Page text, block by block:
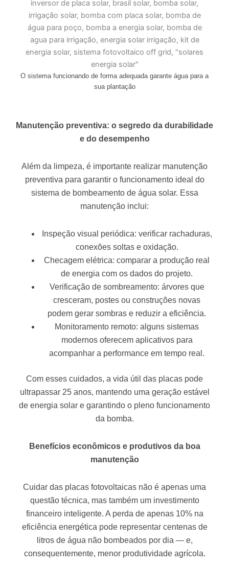
O sistema funcionando de forma adequada garante água para a
sua plantação
Manutenção preventiva: o segredo da durabilidade
e do desempenho
Além da limpeza, é importante realizar manutenção
preventiva para garantir o funcionamento ideal do
sistema de bombeamento de água solar. Essa
manutenção inclui:
Inspeção visual periódica: verificar rachaduras,
conexões soltas e oxidação.
Checagem elétrica: comparar a produção real
de energia com os dados do projeto.
Verificação de sombreamento: árvores que
cresceram, postes ou construções novas
podem gerar sombras e reduzir a eficiência.
Monitoramento remoto: alguns sistemas
modernos oferecem aplicativos para
acompanhar a performance em tempo real.
Com esses cuidados, a vida útil das placas pode
ultrapassar 25 anos, mantendo uma geração estável
de energia solar e garantindo o pleno funcionamento
da bomba.
Benefícios econômicos e produtivos da boa
manutenção
Cuidar das placas fotovoltaicas não é apenas uma
questão técnica, mas também um investimento
financeiro inteligente. A perda de apenas 10% na
eficiência energética pode representar centenas de
litros de água não bombeados por dia — e,
consequentemente, menor produtividade agrícola.